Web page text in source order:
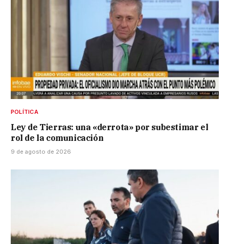
POLÍTICA
Ley de Tierras: una «derrota» por subestimar el
rol de la comunicación
9 de agosto de 2026